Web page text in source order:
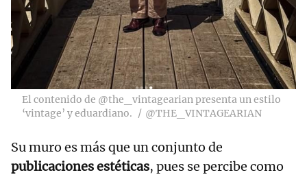
El contenido de @the_vintagearian presenta un estilo
‘vintage’ y eduardiano.
@THE_VINTAGEARIAN
Su muro es más que un conjunto de
publicaciones estéticas, pues se percibe como